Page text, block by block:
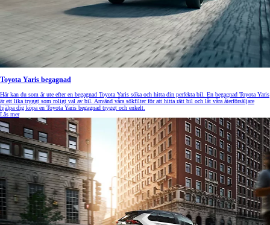
Toyota Yaris begagnad
Här kan du som är ute efter en begagnad Toyota Yaris söka och hitta din perfekta bil. En begagnad Toyota Yaris
är ett lika tryggt som roligt val av bil. Använd våra sökfilter för att hitta rätt bil och låt våra återförsäljare
hjälpa dig köpa en Toyota Yaris begagnad tryggt och enkelt.
Läs mer